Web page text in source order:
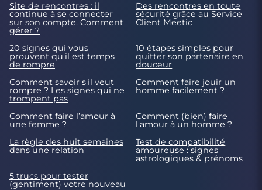
Site de rencontres : il
continue à se connecter
sur son compte. Comment
gérer ?
Des rencontres en toute
sécurité grâce au Service
Client Meetic
20 signes qui vous
prouvent qu'il est temps
de rompre
10 étapes simples pour
quitter son partenaire en
douceur
Comment savoir s'il veut
rompre ? Les signes qui ne
trompent pas
Comment faire jouir un
homme facilement ?
Comment faire l’amour à
une femme ?
Comment (bien) faire
l'amour à un homme ?
La règle des huit semaines
dans une relation
Test de compatibilité
amoureuse : signes
astrologiques & prénoms
5 trucs pour tester
(gentiment) votre nouveau